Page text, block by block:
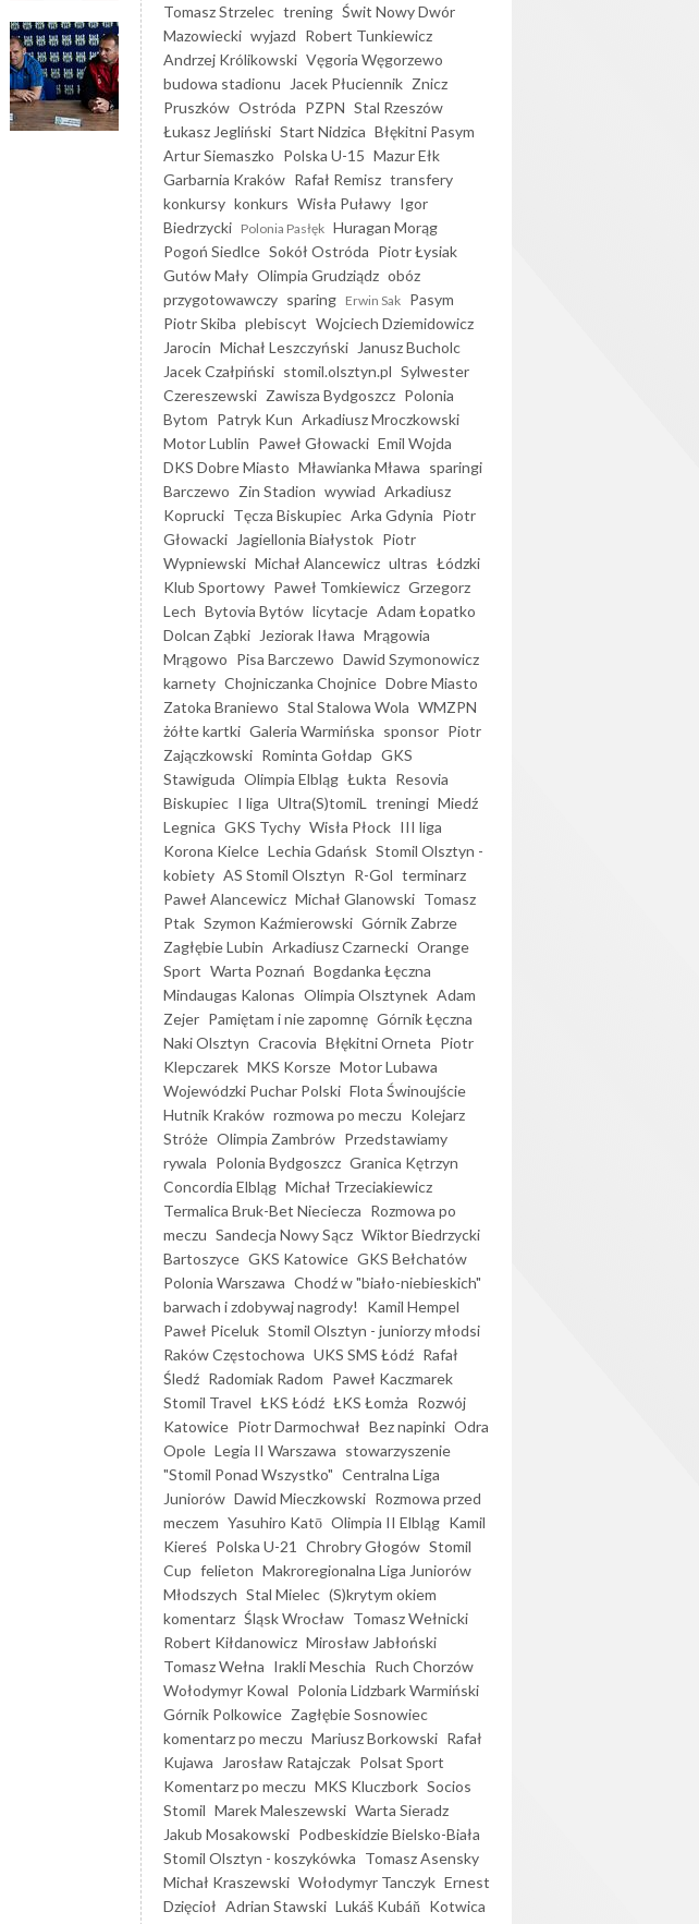
Tomasz Strzelec trening Świt Nowy Dwór
Mazowiecki wyjazd Robert Tunkiewicz
Andrzej Królikowski Vęgoria Węgorzewo
budowa stadionu
Jacek Płuciennik Znicz
Pruszków Ostróda PZPN Stal Rzeszów
Łukasz Jegliński Start Nidzica Błękitni Pasym
Artur Siemaszko Polska U-15 Mazur Ełk
Garbarnia Kraków Rafał Remisz transfery
konkursy konkurs Wisła Puławy Igor
Biedrzycki Polonia Pasłęk Huragan Morąg
Pogoń Siedlce Sokół Ostróda Piotr Łysiak
Gutów Mały Olimpia Grudziądz obóz
przygotowawczy sparing Erwin Sak Pasym
Piotr Skiba plebiscyt Wojciech Dziemidowicz
Jarocin Michał Leszczyński
Janusz Bucholc
Jacek Czałpiński stomil.olsztyn.pl Sylwester
Czereszewski Zawisza Bydgoszcz Polonia
Bytom Patryk Kun Arkadiusz Mroczkowski
Motor Lublin Paweł Głowacki Emil Wojda
DKS Dobre Miasto Mławianka Mława sparingi
Barczewo Zin Stadion wywiad Arkadiusz
Koprucki Tęcza Biskupiec Arka Gdynia Piotr
Głowacki
Jagiellonia Białystok Piotr
Wypniewski Michał Alancewicz ultras Łódzki
Klub Sportowy Paweł Tomkiewicz Grzegorz
Lech Bytovia Bytów licytacje Adam Łopatko
Dolcan Ząbki
Jeziorak Iława Mrągowia
Mrągowo Pisa Barczewo Dawid Szymonowicz
karnety Chojniczanka Chojnice Dobre Miasto
Zatoka Braniewo Stal Stalowa Wola WMZPN
żółte kartki Galeria Warmińska sponsor Piotr
Zajączkowski Rominta Gołdap GKS
Stawiguda Olimpia Elbląg Łukta Resovia
Biskupiec I liga Ultra(S)tomiL treningi Miedź
Legnica GKS Tychy Wisła Płock III liga
Korona Kielce Lechia Gdańsk Stomil Olsztyn -
kobiety AS Stomil Olsztyn R-Gol terminarz
Paweł Alancewicz Michał Glanowski Tomasz
Ptak Szymon Kaźmierowski Górnik Zabrze
Zagłębie Lubin Arkadiusz Czarnecki Orange
Sport Warta Poznań Bogdanka Łęczna
Mindaugas Kalonas Olimpia Olsztynek Adam
Zejer Pamiętam i nie zapomnę Górnik Łęczna
Naki Olsztyn Cracovia Błękitni Orneta Piotr
Klepczarek MKS Korsze Motor Lubawa
Wojewódzki Puchar Polski Flota Świnoujście
Hutnik Kraków rozmowa po meczu Kolejarz
Stróże Olimpia Zambrów Przedstawiamy
rywala Polonia Bydgoszcz Granica Kętrzyn
Concordia Elbląg Michał Trzeciakiewicz
Termalica Bruk-Bet Nieciecza Rozmowa po
meczu Sandecja Nowy Sącz Wiktor Biedrzycki
Bartoszyce GKS Katowice GKS Bełchatów
Polonia Warszawa Chodź w "biało-niebieskich"
barwach i zdobywaj nagrody!
Kamil Hempel
Paweł Piceluk Stomil Olsztyn - juniorzy młodsi
Raków Częstochowa UKS SMS Łódź Rafał
Śledź Radomiak Radom Paweł Kaczmarek
Stomil Travel ŁKS Łódź ŁKS Łomża Rozwój
Katowice Piotr Darmochwał Bez napinki Odra
Opole Legia II Warszawa stowarzyszenie
"Stomil Ponad Wszystko" Centralna Liga
Juniorów Dawid Mieczkowski Rozmowa przed
meczem Yasuhiro Katō Olimpia II Elbląg Kamil
Kiereś Polska U-21 Chrobry Głogów Stomil
Cup felieton Makroregionalna Liga Juniorów
Młodszych Stal Mielec (S)krytym okiem
komentarz Śląsk Wrocław Tomasz Wełnicki
Robert Kiłdanowicz Mirosław Jabłoński
Tomasz Wełna Irakli Meschia Ruch Chorzów
Wołodymyr Kowal Polonia Lidzbark Warmiński
Górnik Polkowice Zagłębie Sosnowiec
komentarz po meczu Mariusz Borkowski Rafał
Kujawa
Jarosław Ratajczak Polsat Sport
Komentarz po meczu MKS Kluczbork Socios
Stomil Marek Maleszewski Warta Sieradz
Jakub Mosakowski Podbeskidzie Bielsko-Biała
Stomil Olsztyn - koszykówka Tomasz Asensky
Michał Kraszewski Wołodymyr Tanczyk Ernest
Dzięcioł Adrian Stawski Lukáš Kubáň Kotwica